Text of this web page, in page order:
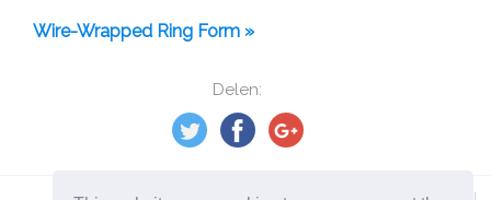
Delen:
Wire-Wrapped Ring Form »